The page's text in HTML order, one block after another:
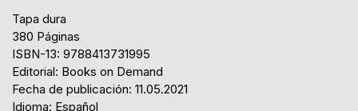
Tapa dura
380 Páginas
ISBN-13: 9788413731995
Editorial: Books on Demand
Fecha de publicación: 11.05.2021
Idioma: Español